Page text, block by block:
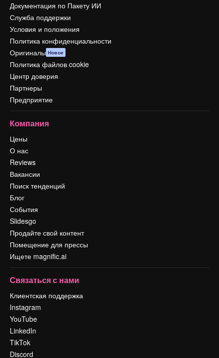
Документация по Пакету ИИ
Служба поддержки
Условия и положения
Политика конфиденциальности
Оригиналы Новое
Политика файлов cookie
Центр доверия
Партнеры
Предприятие
Компания
Цены
О нас
Reviews
Вакансии
Поиск тенденций
Блог
События
Slidesgo
Продайте свой контент
Помещение для прессы
Ищете magnific.ai
Связаться с нами
Клиентская поддержка
Instagram
YouTube
LinkedIn
TikTok
Discord